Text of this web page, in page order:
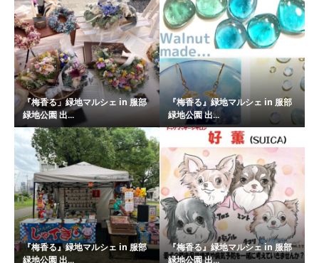
『梅香る」緑地マルシェ in 服部
緑地公園 出...
『梅香る』緑地マルシェ in 服部
緑地公園 出...
『梅香る』緑地マルシェ in 服部
緑地公園 出...
『梅香る』緑地マルシェ in 服部
緑地公園 出...